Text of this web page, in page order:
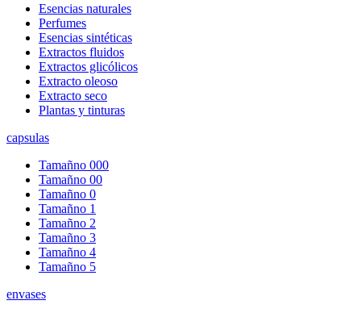
Esencias naturales
Perfumes
Esencias sintéticas
Extractos fluidos
Extractos glicólicos
Extracto oleoso
Extracto seco
Plantas y tinturas
capsulas
Tamañno 000
Tamañno 00
Tamañno 0
Tamañno 1
Tamañno 2
Tamañno 3
Tamañno 4
Tamañno 5
envases